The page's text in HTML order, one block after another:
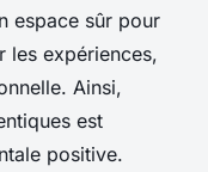
espace sûr pour
les expériences,
Ainsi,
est
positive.